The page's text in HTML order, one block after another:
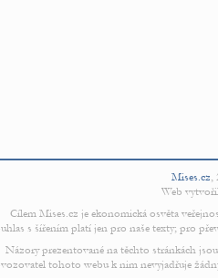
Mises.cz,
Web
Cílem Mises.cz je ekonomická osvěta
s šířením platí jen pro naše texty; pro
Názory prezentované na těchto stránkách
tohoto webu k nim nevyjadřuje